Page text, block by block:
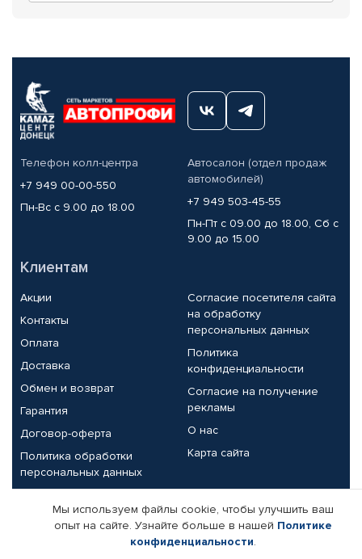
Телефон колл-центра
+7 949 00-00-550
Пн-Вс с 9.00 до 18.00
Автосалон (отдел продаж
автомобилей)
+7 949 503-45-55
Пн-Пт с 09.00 до 18.00, Сб с
9.00 до 15.00
Клиентам
Акции
Контакты
Оплата
Доставка
Обмен и возврат
Гарантия
Договор-оферта
Политика обработки
персональных данных
Согласие посетителя сайта
на обработку
персональных данных
Политика
конфиденциальности
Согласие на получение
рекламы
О нас
Карта сайта
Партнерам
Корпоративным клиентам
Реквизиты компании
Мы используем файлы cookie, чтобы улучшить ваш
опыт на сайте. Узнайте больше в нашей Политике
конфиденциальности.